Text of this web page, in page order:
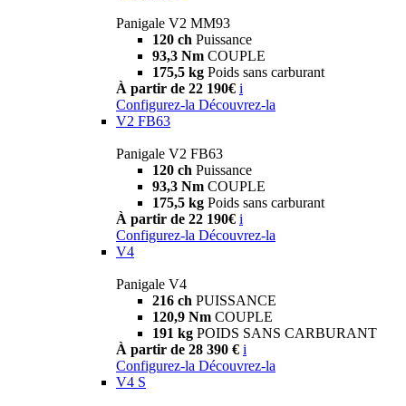
Panigale V2 MM93
120 ch Puissance
93,3 Nm COUPLE
175,5 kg Poids sans carburant
À partir de 22 190€ i
Configurez-la Découvrez-la
V2 FB63
Panigale V2 FB63
120 ch Puissance
93,3 Nm COUPLE
175,5 kg Poids sans carburant
À partir de 22 190€ i
Configurez-la Découvrez-la
V4
Panigale V4
216 ch PUISSANCE
120,9 Nm COUPLE
191 kg POIDS SANS CARBURANT
À partir de 28 390 € i
Configurez-la Découvrez-la
V4 S